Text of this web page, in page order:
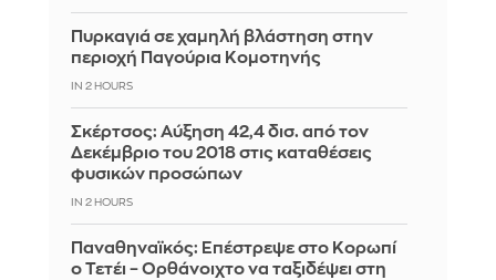
Πυρκαγιά σε χαμηλή βλάστηση στην
περιοχή Παγούρια Κομοτηνής
IN 2 HOURS
Σκέρτσος: Αύξηση 42,4 δισ. από τον
Δεκέμβριο του 2018 στις καταθέσεις
φυσικών προσώπων
IN 2 HOURS
Παναθηναϊκός: Επέστρεψε στο Κορωπί
ο Τετέι – Ορθάνοιχτο να ταξιδέψει στη